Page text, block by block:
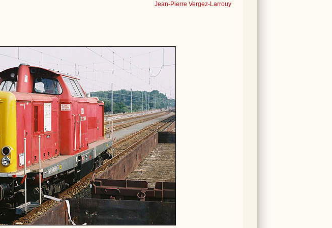
Jean-Pierre Vergez-Larrouy